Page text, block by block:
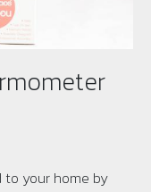
your home by